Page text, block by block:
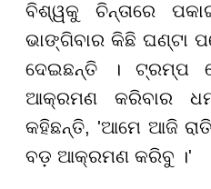
ବିଶ୍ୱକୁ ଚିନ୍ତାରେ
ଭାଙ୍ଗିବାର କିଛି ଘଣ୍ଟା
ଦେଇଛନ୍ତି । ଟ୍ରମ୍ପ
ଆକ୍ରମଣ କରିବାର
କହିଛନ୍ତି, 'ଆମେ ଆଜି
ବଡ଼ ଆକ୍ରମଣ କରିବୁ ।'